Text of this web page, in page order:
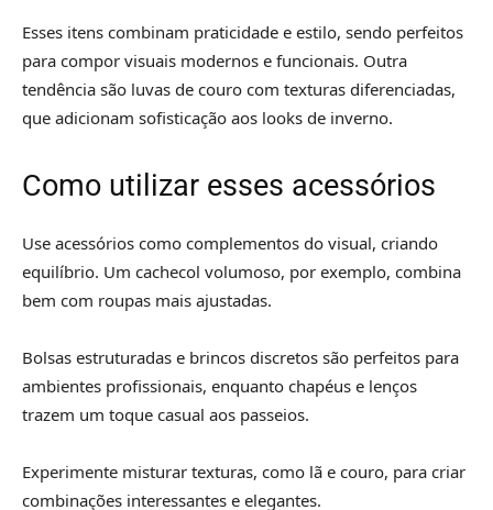
Esses itens combinam praticidade e estilo, sendo perfeitos
para compor visuais modernos e funcionais. Outra
tendência são luvas de couro com texturas diferenciadas,
que adicionam sofisticação aos looks de inverno.
Como utilizar esses acessórios
Use acessórios como complementos do visual, criando
equilíbrio. Um cachecol volumoso, por exemplo, combina
bem com roupas mais ajustadas.
Bolsas estruturadas e brincos discretos são perfeitos para
ambientes profissionais, enquanto chapéus e lenços
trazem um toque casual aos passeios.
Experimente misturar texturas, como lã e couro, para criar
combinações interessantes e elegantes.